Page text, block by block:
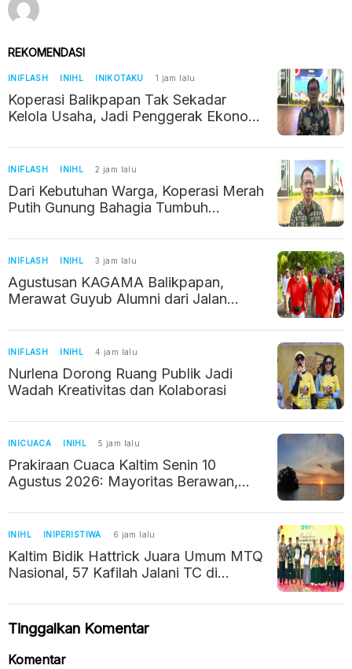
REKOMENDASI
INIFLASH INIHL INIKOTAKU 1 jam lalu
Koperasi Balikpapan Tak Sekadar
Kelola Usaha, Jadi Penggerak Ekonomi
INIFLASH INIHL 2 jam lalu
Dari Kebutuhan Warga, Koperasi Merah
Putih Gunung Bahagia Tumbuh
INIFLASH INIHL 3 jam lalu
Agustusan KAGAMA Balikpapan,
Merawat Guyub Alumni dari Jalan
INIFLASH INIHL 4 jam lalu
Nurlena Dorong Ruang Publik Jadi
Wadah Kreativitas dan Kolaborasi
INICUACA INIHL 5 jam lalu
Prakiraan Cuaca Kaltim Senin 10
Agustus 2026: Mayoritas Berawan,
INIHL INIPERISTIWA 6 jam lalu
Kaltim Bidik Hattrick Juara Umum MTQ
Nasional, 57 Kafilah Jalani TC di
Tinggalkan Komentar
Komentar